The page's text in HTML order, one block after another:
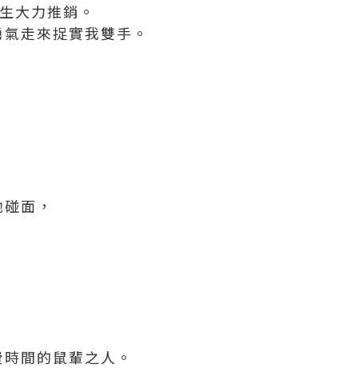
大力推銷。
走來捉實我雙手。
面，
間的鼠輩之人。